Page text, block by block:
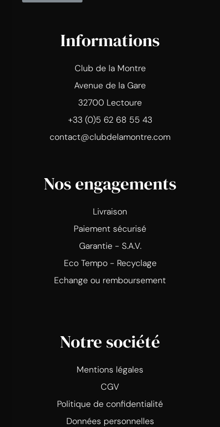
Informations
Club de la Montre
Avenue de la Gare
32700 Lectoure
+33 (0)5 62 68 55 43
contact@clubdelamontre.com
Nos engagements
Livraison
Paiement sécurisé
Garantie - S.A.V.
Eco Tempo - Recyclage
Echange ou remboursement
Notre société
Mentions légales
CGV
Politique de confidentialité
Données personnelles